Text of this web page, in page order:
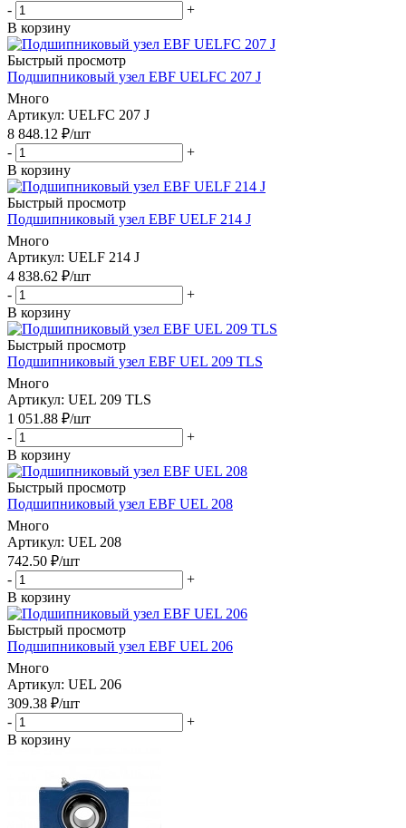
-
+
В корзину
Быстрый просмотр
Подшипниковый узел EBF UELFC 207 J
Много
Артикул: UELFC 207 J
8 848.12 ₽/шт
-
+
В корзину
Быстрый просмотр
Подшипниковый узел EBF UELF 214 J
Много
Артикул: UELF 214 J
4 838.62 ₽/шт
-
+
В корзину
Быстрый просмотр
Подшипниковый узел EBF UEL 209 TLS
Много
Артикул: UEL 209 TLS
1 051.88 ₽/шт
-
+
В корзину
Быстрый просмотр
Подшипниковый узел EBF UEL 208
Много
Артикул: UEL 208
742.50 ₽/шт
-
+
В корзину
Быстрый просмотр
Подшипниковый узел EBF UEL 206
Много
Артикул: UEL 206
309.38 ₽/шт
-
+
В корзину